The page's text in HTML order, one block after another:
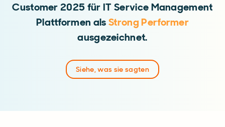
Customer 2025 für IT Service Management
Plattformen alsStrong Performer
ausgezeichnet.
Siehe, was sie sagten